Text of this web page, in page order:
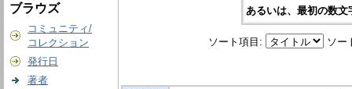
ブラウズ
コミュニティ/
コレクション
発行日
著者
あるいは、最初の数
ソート項目: ソー